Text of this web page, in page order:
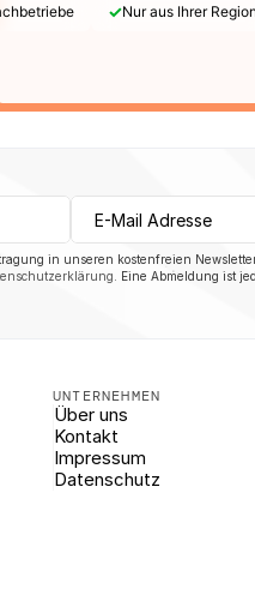
✓Nur aus Ihrer
in unseren kostenfreien
. Eine Abmeldung ist
UNTERNEHMEN
Über uns
Kontakt
Impressum
Datenschutz